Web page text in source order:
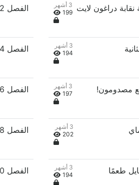
3 أشهر
199
3 أشهر
194
3 أشهر
197
الفصل 36: سأكشف وجهك الحقيقي للجميع!
3 أشهر
202
الفصل 38: تدخل لوك، أقوى صانع في المدينة السيادية
3 أشهر
194